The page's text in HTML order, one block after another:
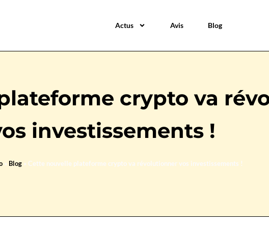
Actus Avis Blog
crypto va
investissements !
» Blog» Cette nouvelle plateforme crypto va révolutionner vos investissements !